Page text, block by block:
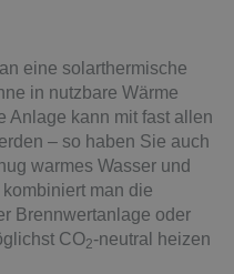
eine solarthermische
in nutzbare Wärme
Anlage kann mit fast allen
– so haben Sie auch
warmes Wasser und
man die
Brennwertanlage oder
CO2-neutral heizen